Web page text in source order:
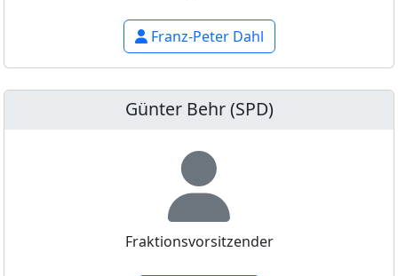
Franz-Peter Dahl
Günter Behr (SPD)
Fraktionsvorsitzender